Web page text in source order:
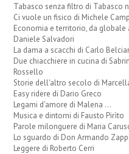
Tabasco senza filtro di Tabasco
Ci vuole un fisico di Michele
Economia e territorio, da globale
Daniele Salvadori
La dama a scacchi di Carlo
Due chiacchiere in cucina di
Rossello
Storie dell'altro secolo di
Easy ridere di Dario Greco
Legami d'amore di Malena ...
Musica e dintorni di Fausto Pirìto
Parole milonguere di Maria
Lo sguardo di Don Armando
Leggere di Roberto Cerri